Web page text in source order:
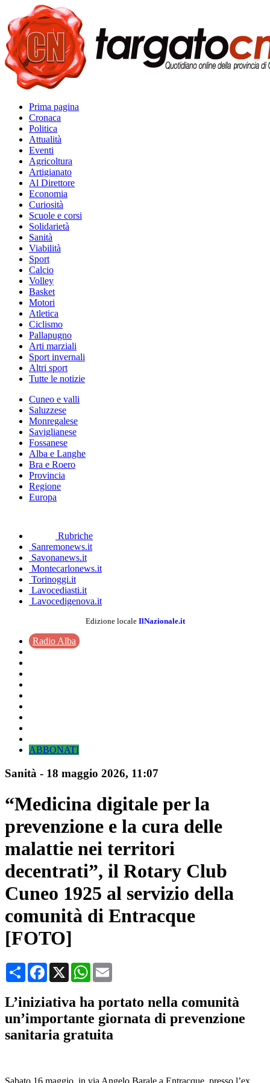
Prima pagina
Cronaca
Politica
Attualità
Eventi
Agricoltura
Artigianato
Al Direttore
Economia
Curiosità
Scuole e corsi
Solidarietà
Sanità
Viabilità
Sport
Calcio
Volley
Basket
Motori
Atletica
Ciclismo
Pallapugno
Arti marziali
Sport invernali
Altri sport
Tutte le notizie
Cuneo e valli
Saluzzese
Monregalese
Saviglianese
Fossanese
Alba e Langhe
Bra e Roero
Provincia
Regione
Europa
Rubriche
Sanremonews.it
Savonanews.it
Montecarlonews.it
Torinoggi.it
Lavocediasti.it
Lavocedigenova.it
Edizione locale IlNazionale.it
Radio Alba
ABBONATI
Sanità - 18 maggio 2026, 11:07
“Medicina digitale per la
prevenzione e la cura delle
malattie nei territori
decentrati”, il Rotary Club
Cuneo 1925 al servizio della
comunità di Entracque
[FOTO]
CondividiFacebook
X WhatsApp
L’iniziativa ha portato nella comunità
un’importante giornata di prevenzione
sanitaria gratuita
Sabato 16 maggio, in via Angelo Barale a Entracque, presso l’ex